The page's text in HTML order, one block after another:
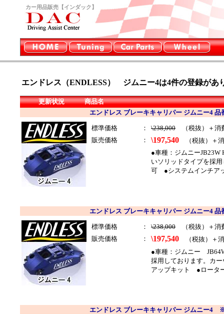
カー用品販売【インダック】
エンドレス（ENDLESS） ジムニー4は4件の登録があ
更新状況
商品名
エンドレス ブレーキキャリパー ジムニー4
標準価格 ： \238,000 （税抜）＋消
販売価格
： \197,540 （税抜）＋
●車種：ジムニー
いソリッドタイプを採
可 ●システムインチア
エンドレス ブレーキキャリパー ジムニー4
標準価格 ： \238,000 （税抜）＋消
販売価格
： \197,540 （税抜）＋
●車種：ジムニー
採用しております。カ
アップキット ●ロータ
エンドレス ブレーキキャリパー ジムニー4